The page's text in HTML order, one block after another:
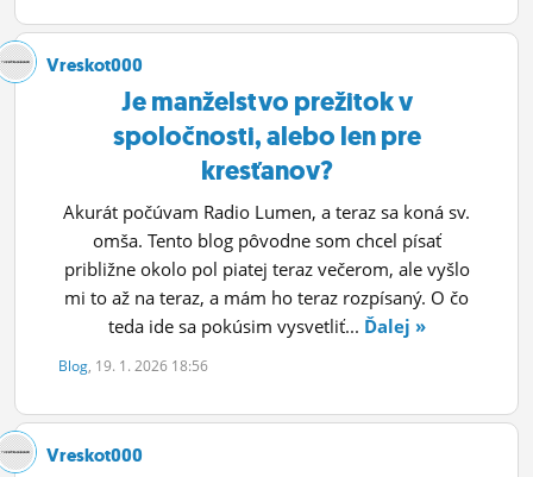
Vreskot000
Je manželstvo prežitok v
spoločnosti, alebo len pre
kresťanov?
Akurát počúvam Radio Lumen, a teraz sa koná sv.
omša. Tento blog pôvodne som chcel písať
približne okolo pol piatej teraz večerom, ale vyšlo
mi to až na teraz, a mám ho teraz rozpísaný. O čo
teda ide sa pokúsim vysvetliť... Ďalej »
Blog, 19. 1. 2026 18:56
Vreskot000